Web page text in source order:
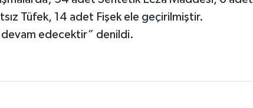
Tüfek, 14 adet Fişek ele geçirilmiştir.
devam edecektir” denildi.